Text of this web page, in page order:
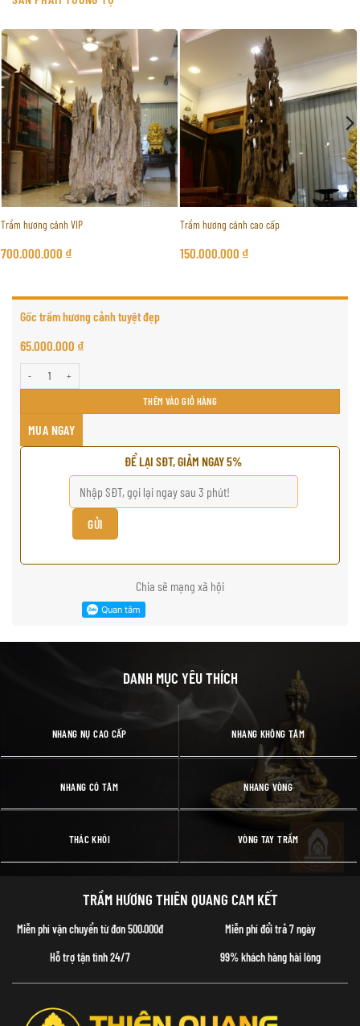
Trầm hương cảnh VIP
700.000.000 ₫
Trầm hương cảnh cao cấp
150.000.000 ₫
Gốc trầm hương cảnh tuyệt đẹp
65.000.000 ₫
Gốc trầm hương cảnh tuyệt đẹp số lượng
THÊM VÀO GIỎ HÀNG
MUA NGAY
ĐỂ LẠI SĐT, GIẢM NGAY 5%
Chia sẽ mạng xã hội
DANH MỤC YÊU THÍCH
NHANG NỤ CAO CẤP NHANG KHÔNG TĂM
NHANG CÓ TĂM NHANG VÒNG
THÁC KHÓI VÒNG TAY TRẦM
TRẦM HƯƠNG THIÊN QUANG CAM KẾT
Miễn phí vận chuyển từ đơn 500.000đ Miễn phí đổi trả 7 ngày
Hỗ trợ tận tình 24/7 99% khách hàng hài lòng